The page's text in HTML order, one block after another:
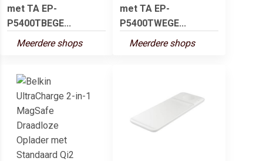
met TA EP-
P5400TBEGE...
Meerdere shops
met TA EP-
P5400TWEGE...
Meerdere shops